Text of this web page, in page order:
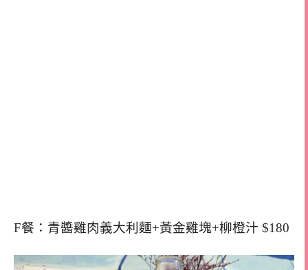
F餐：青醬雞肉義大利麵+黃金雞塊+柳橙汁 $180